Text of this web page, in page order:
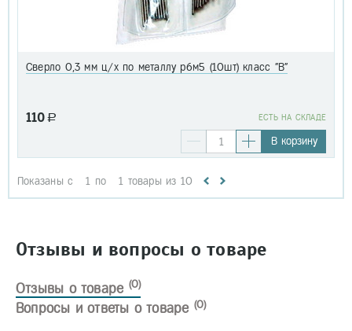
Сверло 0,3 мм ц/х по металлу р6м5 (10шт) класс "В"
110 a EСТЬ НА СКЛАДЕ
В корзину
Показаны с 1 по 1 товары из 10
Отзывы и вопросы о товаре
Отзывы о товаре (0)
Вопросы и ответы о товаре (0)